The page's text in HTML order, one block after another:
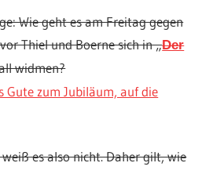
Wie geht es am Freitag gegen
Thiel und Boerne sich in „Der
widmen?
Gute zum Jubiläum, auf die
es also nicht. Daher gilt, wie